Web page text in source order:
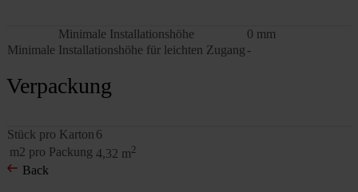
Minimale Installationshöhe
0 mm
Minimale Installationshöhe für leichten Zugang -
Verpackung
Stück pro Karton 6
m2 pro Packung 4,32 m2
Back